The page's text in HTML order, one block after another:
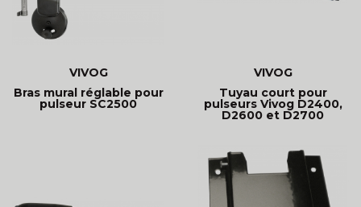
VIVOG
Bras mural réglable pour
pulseur SC2500
VIVOG
Tuyau court pour
pulseurs Vivog D2400,
D2600 et D2700